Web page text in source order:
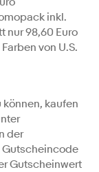
inkl.
nur 98,60 Euro
von U.S.
kaufen
der
Gutscheincode
Gutscheinwert